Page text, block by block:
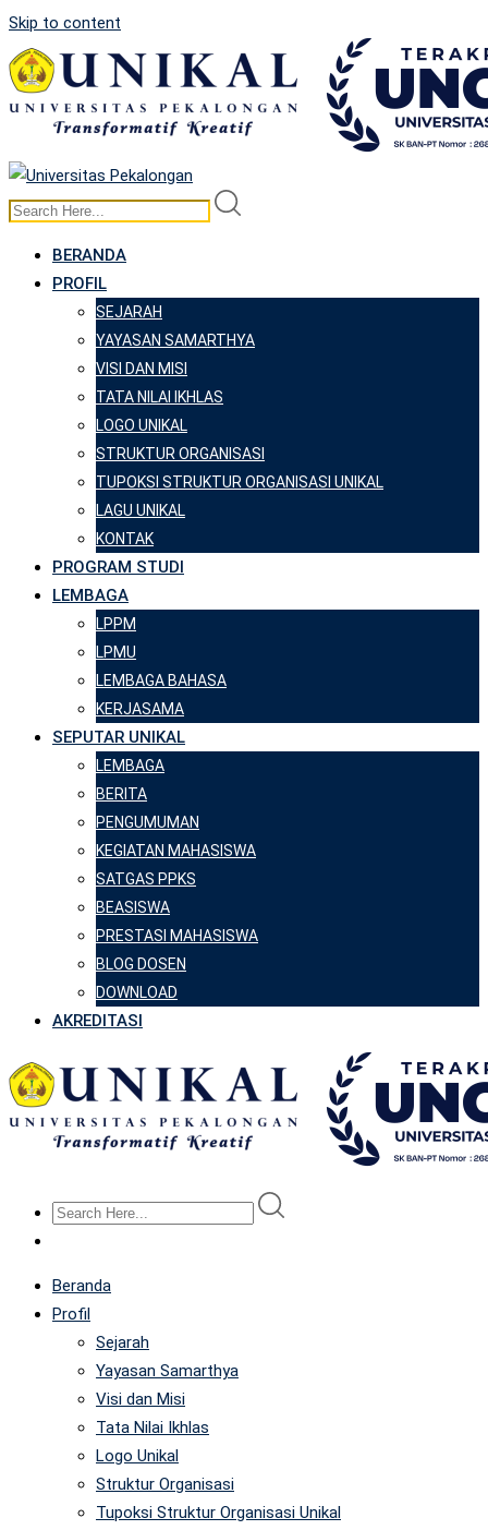
Skip to content
BERANDA
PROFIL
SEJARAH
YAYASAN SAMARTHYA
VISI DAN MISI
TATA NILAI IKHLAS
LOGO UNIKAL
STRUKTUR ORGANISASI
TUPOKSI STRUKTUR ORGANISASI UNIKAL
LAGU UNIKAL
KONTAK
PROGRAM STUDI
LEMBAGA
LPPM
LPMU
LEMBAGA BAHASA
KERJASAMA
SEPUTAR UNIKAL
LEMBAGA
BERITA
PENGUMUMAN
KEGIATAN MAHASISWA
SATGAS PPKS
BEASISWA
PRESTASI MAHASISWA
BLOG DOSEN
DOWNLOAD
AKREDITASI
Beranda
Profil
Sejarah
Yayasan Samarthya
Visi dan Misi
Tata Nilai Ikhlas
Logo Unikal
Struktur Organisasi
Tupoksi Struktur Organisasi Unikal